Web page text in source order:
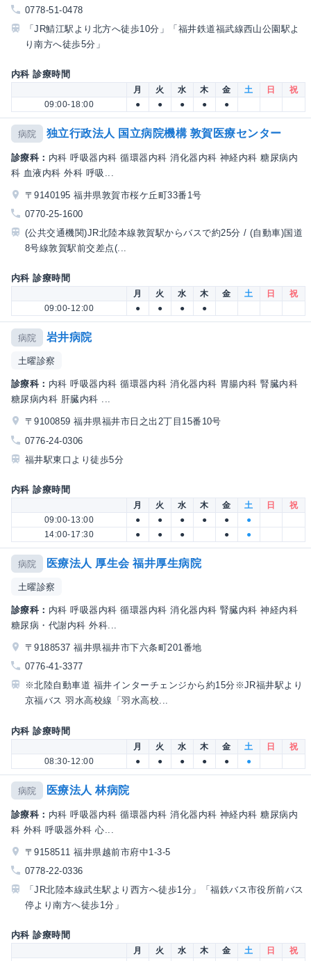
0778-51-0478
「JR鯖江駅より北方へ徒歩10分」「福井鉄道福武線西山公園駅よ
り南方へ徒歩5分」
内科 診療時間
月 火 水 木 金 土 日
祝
09:00-18:00
● ● ● ● ●
病院 独立行政法人 国立病院機構 敦賀医療センター
診療科： 内科 呼吸器内科 循環器内科 消化器内科 神経内科 糖尿病内
科 血液内科 外科 呼吸...
〒9140195 福井県敦賀市桜ケ丘町33番1号
0770-25-1600
(公共交通機関)JR北陸本線敦賀駅からバスで約25分 / (自動車)国道
8号線敦賀駅前交差点(...
内科 診療時間
月 火 水 木 金 土 日
祝
09:00-12:00
● ● ● ●
病院 岩井病院
土曜診察
診療科： 内科 呼吸器内科 循環器内科 消化器内科 胃腸内科 腎臓内科
糖尿病内科 肝臓内科 ...
〒9100859 福井県福井市日之出2丁目15番10号
0776-24-0306
福井駅東口より徒歩5分
内科 診療時間
月 火 水 木 金 土 日
祝
09:00-13:00
● ● ● ● ●
●
14:00-17:30
● ● ● ● ●
病院 医療法人 厚生会 福井厚生病院
土曜診察
診療科： 内科 呼吸器内科 循環器内科 消化器内科 腎臓内科 神経内科
糖尿病・代謝内科 外科...
〒9188537 福井県福井市下六条町201番地
0776-41-3377
※北陸自動車道 福井インターチェンジから約15分※JR福井駅より
京福バス 羽水高校線「羽水高校...
内科 診療時間
月 火 水 木 金 土 日
祝
08:30-12:00
● ● ● ● ● ●
病院 医療法人 林病院
診療科： 内科 呼吸器内科 循環器内科 消化器内科 神経内科 糖尿病内
科 外科 呼吸器外科 心...
〒9158511 福井県越前市府中1-3-5
0778-22-0336
「JR北陸本線武生駅より西方へ徒歩1分」「福鉄バス市役所前バス
停より南方へ徒歩1分」
内科 診療時間
月 火 水 木 金 土 日
祝